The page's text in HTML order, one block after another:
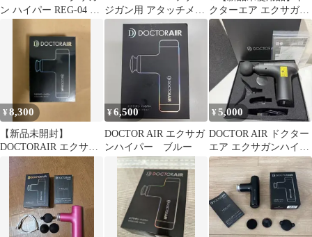
ン ハイパー REG-04 本 ジガン用 アタッチメン
トセット専用ポーチ付
クターエア エクサガン
ハイパー REG-04 PINK
¥8,300
【新品未開封】
DOCTORAIR エクサガ
ン ハイパー REG-04 ブ
ルー
¥6,500
DOCTOR AIR エクサガ
ンハイパー ブルー
¥5,000
DOCTOR AIR ドクター
エア エクサガンハイパ
ー REG-06